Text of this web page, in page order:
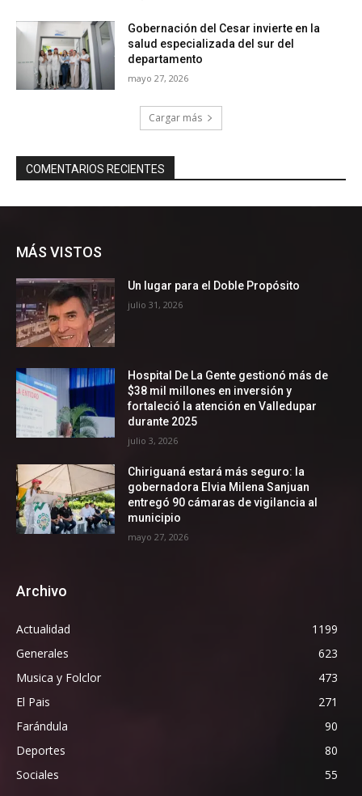
MÁS VISTOS
Un lugar para el Doble Propósito
julio 31, 2026
Hospital De La Gente gestionó más de
$38 mil millones en inversión y
fortaleció la atención en Valledupar
durante 2025
julio 3, 2026
Chiriguaná estará más seguro: la
gobernadora Elvia Milena Sanjuan
entregó 90 cámaras de vigilancia al
municipio
mayo 27, 2026
Archivo
Actualidad
1199
Generales
623
Musica y Folclor
473
El Pais
271
Farándula
90
Deportes
80
Sociales
55